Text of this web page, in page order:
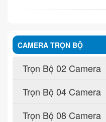
CAMERA TRỌN BỘ
Trọn Bộ 02 Camera
Trọn Bộ 04 Camera
Trọn Bộ 08 Camera